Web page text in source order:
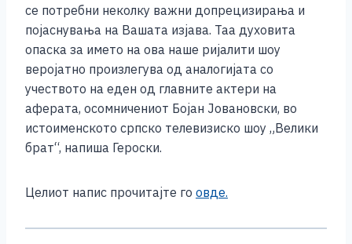
се потребни неколку важни допрецизирања и
појаснувања на Вашата изјава. Таа духовита
опаска за името на ова наше ријалити шоу
веројатно произлегува од аналогијата со
учеството на еден од главните актери на
аферата, осомничениот Бојан Јoвановски, во
истоименското српско телевизиско шоу „Велики
брат“, напиша Героски.
Целиот напис прочитајте го овде.